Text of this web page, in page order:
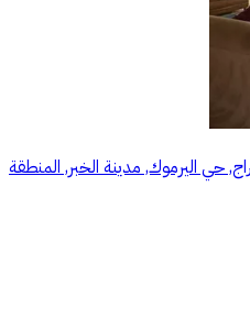
حي اليرموك, مدينة الخبر, المنطقة